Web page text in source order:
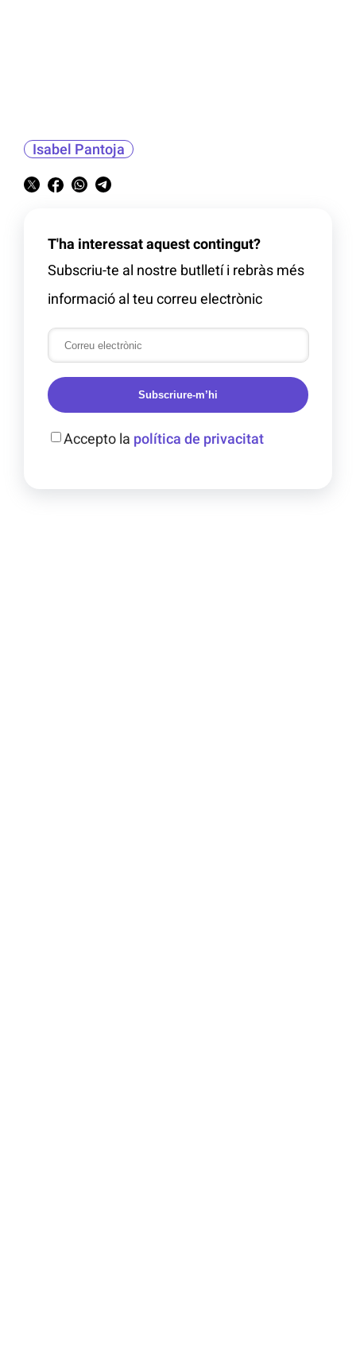
Isabel Pantoja
T'ha interessat aquest contingut?
Subscriu-te al nostre butlletí i rebràs més
informació al teu correu electrònic
Subscriure-m’hi
Accepto la política de privacitat